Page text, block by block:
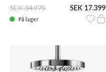
SEK 34.975 SEK 17.399
På lager